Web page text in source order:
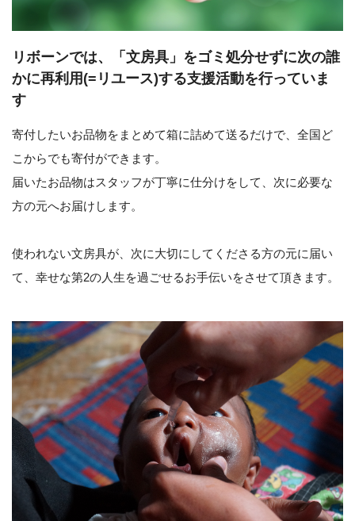
リボーンでは、「文房具」をゴミ処分せずに次の誰
かに再利用(=リユース)する支援活動を行っていま
す
寄付したいお品物をまとめて箱に詰めて送るだけで、全国ど
こからでも寄付ができます。
届いたお品物はスタッフが丁寧に仕分けをして、次に必要な
方の元へお届けします。
使われない文房具が、次に大切にしてくださる方の元に届い
て、幸せな第2の人生を過ごせるお手伝いをさせて頂きます。